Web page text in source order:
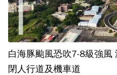
白海豚颱風恐吹7-8級強
閉人行道及機車道